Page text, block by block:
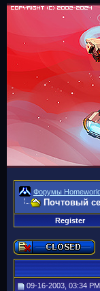
Форумы
Почтовый
Register
09-16-2003, 03:34 PM